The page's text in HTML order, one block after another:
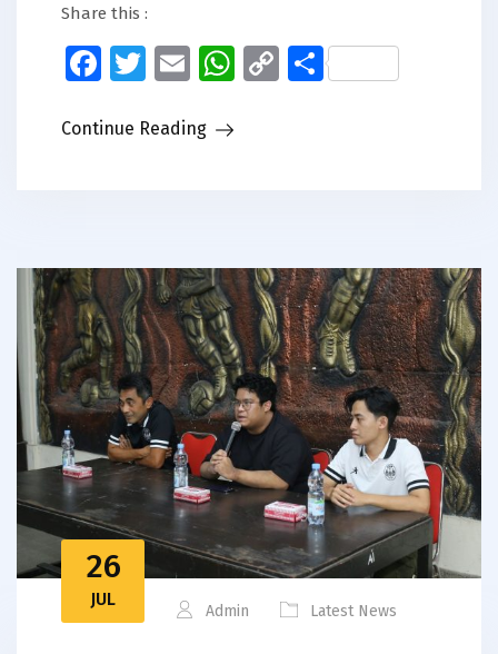
Share this :
Facebook
Twitter
EmailWhatsApp
CopyShare
Continue Reading
26
JUL
Admin Latest News